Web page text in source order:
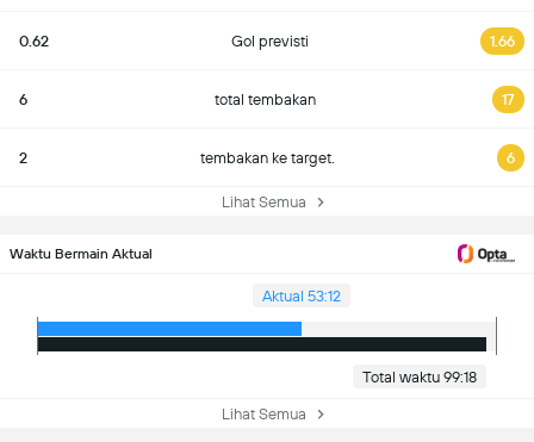
0.62 Gol previsti 1.66
6 total tembakan 17
2 tembakan ke target. 6
Lihat Semua
Waktu Bermain Aktual
Aktual 53:12
Total waktu 99:18
Lihat Semua